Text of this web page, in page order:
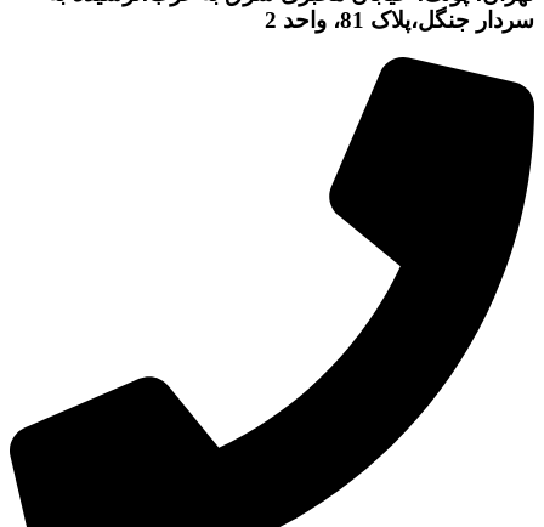
سردار جنگل،پلاک 81، واحد 2